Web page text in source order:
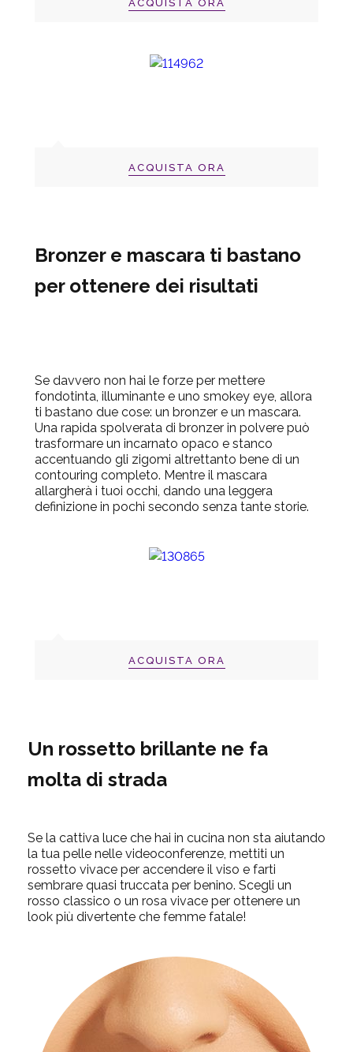
ACQUISTA ORA
ACQUISTA ORA
Bronzer e mascara ti bastano
per ottenere dei risultati
Se davvero non hai le forze per mettere
fondotinta, illuminante e uno smokey eye, allora
ti bastano due cose: un bronzer e un mascara.
Una rapida spolverata di bronzer in polvere può
trasformare un incarnato opaco e stanco
accentuando gli zigomi altrettanto bene di un
contouring completo. Mentre il mascara
allargherà i tuoi occhi, dando una leggera
definizione in pochi secondo senza tante storie.
ACQUISTA ORA
Un rossetto brillante ne fa
molta di strada
Se la cattiva luce che hai in cucina non sta aiutando
la tua pelle nelle videoconferenze, mettiti un
rossetto vivace per accendere il viso e farti
sembrare quasi truccata per benino. Scegli un
rosso classico o un rosa vivace per ottenere un
look più divertente che femme fatale!